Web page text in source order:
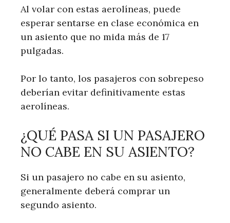
Al volar con estas aerolíneas, puede
esperar sentarse en clase económica en
un asiento que no mida más de 17
pulgadas.
Por lo tanto, los pasajeros con sobrepeso
deberían evitar definitivamente estas
aerolíneas.
¿QUÉ PASA SI UN PASAJERO
NO CABE EN SU ASIENTO?
Si un pasajero no cabe en su asiento,
generalmente deberá comprar un
segundo asiento.